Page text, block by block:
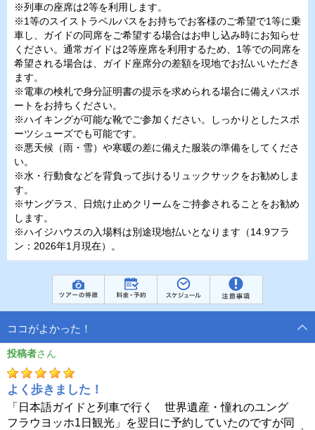
※列車の座席は2等を利用します。
※1等のスイストラベルパスをお持ちでお客様のご希望で1等に乗
車し、ガイドの同席をご希望する場合はお申し込み時にお知らせ
ください。通常ガイドは2等座席を利用するため、1等での同席を
希望される場合は、ガイド座席分の差額を現地でお払いいただき
ます。
※電車の検札で身分証明書の提示を求められる場合に備えパスポ
ートをお持ちください。
※ハイキングが可能な靴でご参加ください。しっかりとしたスポ
ーツシューズでも可能です。
※悪天候（雨・雪）や寒暖の差に備えた服装の準備をしてくださ
い。
※水・行動食などを背負って歩けるリュックサックをお勧めしま
す。
※サングラス、日焼け止めクリームをご持参されることをお勧め
します。
※ハイジハウスの入場料は別途現地払いとなります（14.9フラ
ン：2026年1月現在）。
ココがよかった！
投稿者
よく歩きました！
「日本語ガイドと列車で行く 世界遺産・憧れのユング
フラウヨッホ1日観光」を翌日に予約していたのですが同